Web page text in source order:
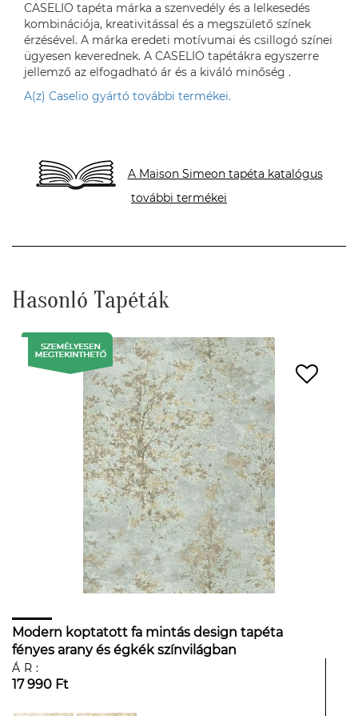
CASELIO tapéta márka a szenvedély és a lelkesedés
kombinációja, kreativitással és a megszülető színek
érzésével. A márka eredeti motívumai és csillogó színei
ügyesen keverednek. A CASELIO tapétákra egyszerre
jellemző az elfogadható ár és a kiváló minőség .
A(z) Caselio gyártó további termékei.
A Maison Simeon tapéta katalógus
további termékei
Hasonló Tapéták
Modern koptatott fa mintás design tapéta
fényes arany és égkék színvilágban
ÁR:
17 990 Ft